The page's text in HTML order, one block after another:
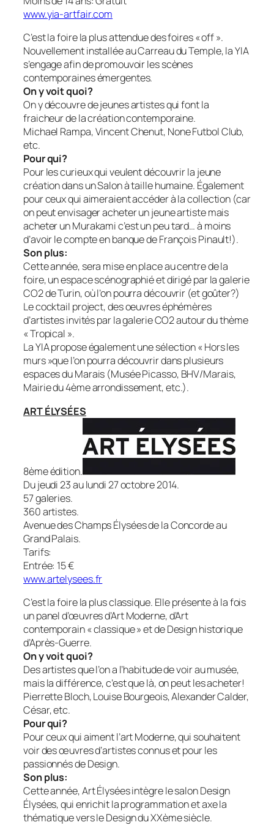
www.yia-artfair.com
C’est la foire la plus attendue des foires « off ».
Nouvellement installée au Carreau du Temple, la YIA
s’engage afin de promouvoir les scènes
contemporaines émergentes.
On y voit quoi?
On y découvre de jeunes artistes qui font la
fraicheur de la création contemporaine.
Michael Rampa, Vincent Chenut, None Futbol Club,
etc.
Pour qui?
Pour les curieux qui veulent découvrir la jeune
création dans un Salon à taille humaine. Également
pour ceux qui aimeraient accéder à la collection (car
on peut envisager acheter un jeune artiste mais
acheter un Murakami c’est un peu tard… à moins
d’avoir le compte en banque de François Pinault!).
Son plus:
Cette année, sera mise en place au centre de la
foire, un espace scénographié et dirigé par la galerie
CO2 de Turin, où l’on pourra découvrir (et goûter?)
Lecocktail project, des oeuvres éphémères
d’artistes invités par la galerie CO2 autour du thème
« Tropical ».
La YIA propose également une sélection « Hors les
murs »que l’on pourra découvrir dans plusieurs
espaces du Marais (Musée Picasso, BHV/Marais,
Mairie du 4ème arrondissement, etc.).
ART ÉLYSÉES
8ème édition.
Du jeudi 23 au lundi 27 octobre 2014.
57 galeries.
360 artistes.
Avenue des Champs Élysées de la Concorde au
Grand Palais.
Tarifs:
Entrée: 15 €
www.artelysees.fr
C’est la foire la plus classique. Elle présente à la fois
un panel d’œuvres d’Art Moderne, d’Art
contemporain « classique » et de Design historique
d’Après-Guerre.
On y voit quoi?
Des artistes que l’on a l’habitude de voir au musée,
mais la différence, c’est que là, on peut les acheter!
Pierrette Bloch, Louise Bourgeois, Alexander Calder,
César, etc.
Pour qui?
Pour ceux qui aiment l’art Moderne, qui souhaitent
voir des œuvres d’artistes connus et pour les
passionnés de Design.
Son plus:
Cette année, Art Élysées intègre le salon Design
Élysées, qui enrichit la programmation et axe la
thématique vers le Design du XXème siècle.